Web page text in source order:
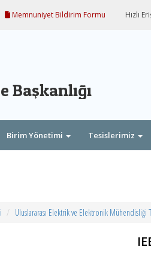
Memnuniyet Bildirim Formu Hızlı
Başkanlığı
Birim Yönetimi Tesislerimiz
Uluslararası Elektrik ve Elektronik Mühendisliği